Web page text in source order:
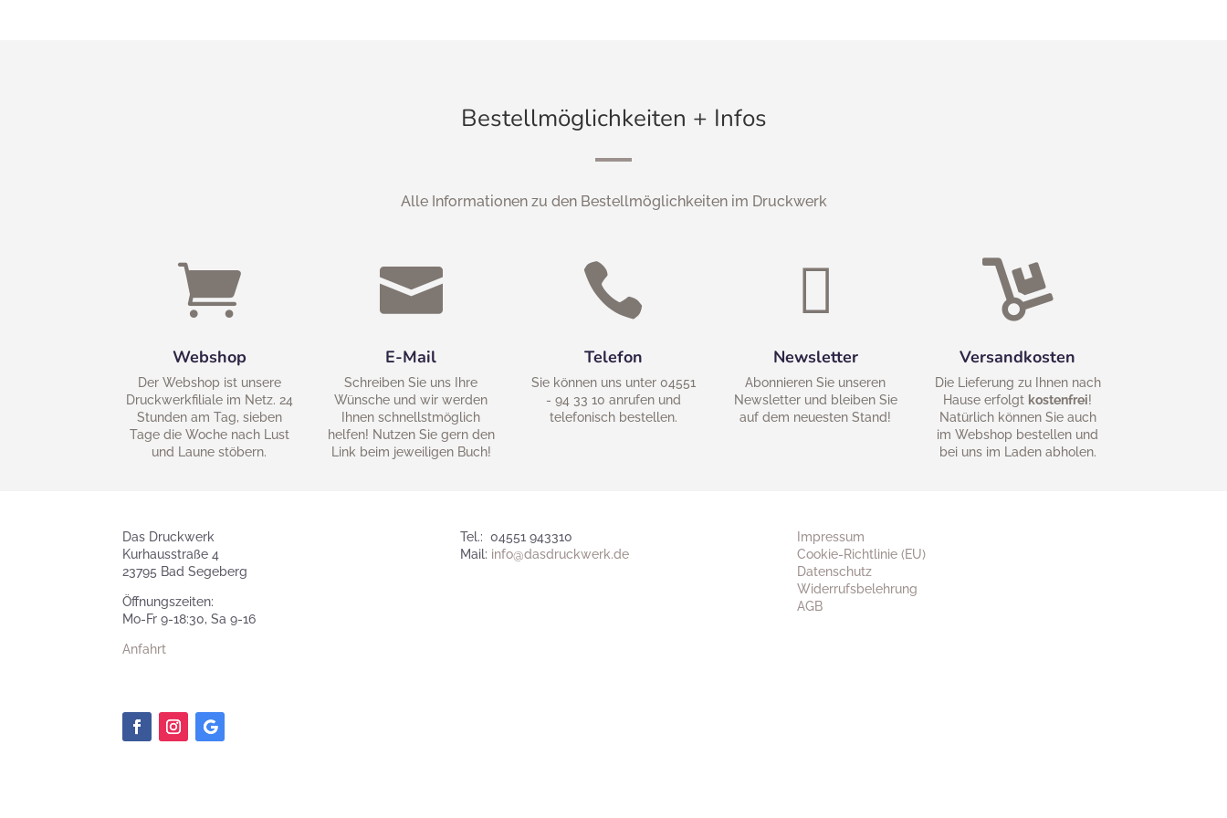
Bestellmöglichkeiten + Infos
Alle Informationen zu den Bestellmöglichkeiten im Druckwerk

Webshop
Der Webshop ist unsere
Druckwerkfiliale im Netz. 24
Stunden am Tag, sieben
Tage die Woche nach Lust
und Laune stöbern.

E-Mail
Schreiben Sie uns Ihre
Wünsche und wir werden
Ihnen schnellstmöglich
helfen! Nutzen Sie gern den
Link beim jeweiligen Buch!

Telefon
Sie können uns unter 04551
- 94 33 10 anrufen und
telefonisch bestellen.

Newsletter
Abonnieren Sie unseren
Newsletter und bleiben Sie
auf dem neuesten Stand!

Versandkosten
Die Lieferung zu Ihnen nach
Hause erfolgt kostenfrei!
Natürlich können Sie auch
im Webshop bestellen und
bei uns im Laden abholen.
Das Druckwerk
Kurhausstraße 4
23795 Bad Segeberg
Öffnungszeiten:
Mo-Fr 9-18:30, Sa 9-16
Anfahrt
Tel.: 04551 943310
Mail: info@dasdruckwerk.de
Impressum
Cookie-Richtlinie (EU)
Datenschutz
Widerrufsbelehrung
AGB